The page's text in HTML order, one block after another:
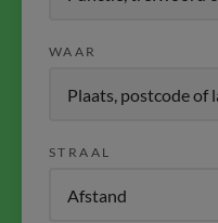
WAAR
STRAAL